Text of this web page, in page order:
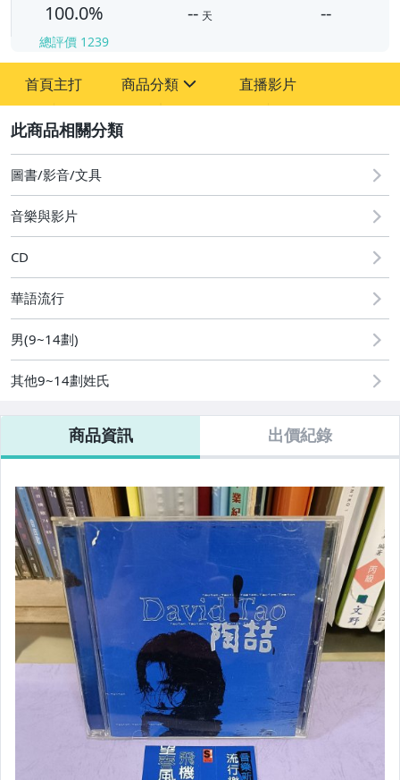
100.0%
總評價 1239
-- 天 --
首頁主打 商品分類
圖書/影音/文具
直播影片
圖書/影音/文具
音樂與影片
CD
華語流行
男(9~14劃)
其他9~14劃姓氏
商品資訊 出價紀錄